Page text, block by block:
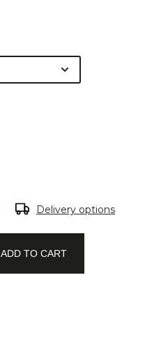
Delivery options
ADD TO CART